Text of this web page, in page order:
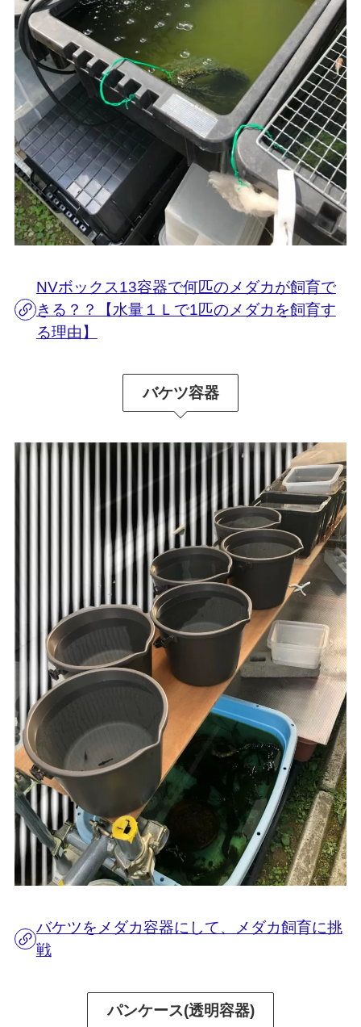
NVボックス13容器で何匹のメダカが飼育で
きる？？【水量１Ｌで1匹のメダカを飼育す
る理由】
バケツ容器
バケツをメダカ容器にして、メダカ飼育に挑
戦
パンケース(透明容器)